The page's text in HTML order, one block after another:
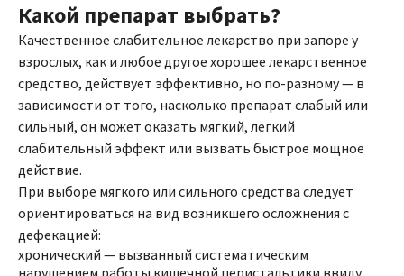
Какой препарат выбрать?
Качественное слабительное лекарство при запоре у
взрослых, как и любое другое хорошее лекарственное
средство, действует эффективно, но по-разному — в
зависимости от того, насколько препарат слабый или
сильный, он может оказать мягкий, легкий
слабительный эффект или вызвать быстрое мощное
действие.
При выборе мягкого или сильного средства следует
ориентироваться на вид возникшего осложнения с
дефекацией:
хронический — вызванный систематическим
нарушением работы кишечной перистальтики ввиду